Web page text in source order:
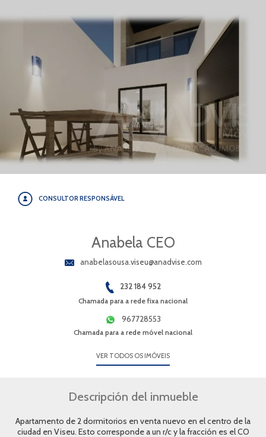
CONSULTOR RESPONSÁVEL
Anabela CEO
anabelasousa.viseu@anadvise.com
232 184 952
Chamada para a rede fixa nacional
967728553
Chamada para a rede móvel nacional
VER TODOS OS IMÓVEIS
Descripción del inmueble
Apartamento de 2 dormitorios en venta nuevo en el centro de la
ciudad en Viseu. Esto corresponde a un r/c y la fracción es el CO